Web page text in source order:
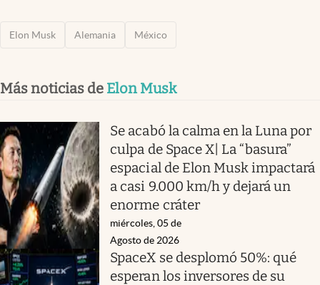
Elon Musk Alemania México
Más noticias de Elon Musk
Se acabó la calma en la Luna por
culpa de Space X| La “basura”
espacial de Elon Musk impactará
a casi 9.000 km/h y dejará un
enorme cráter
miércoles, 05 de
Agosto de 2026
SpaceX se desplomó 50%: qué
esperan los inversores de su